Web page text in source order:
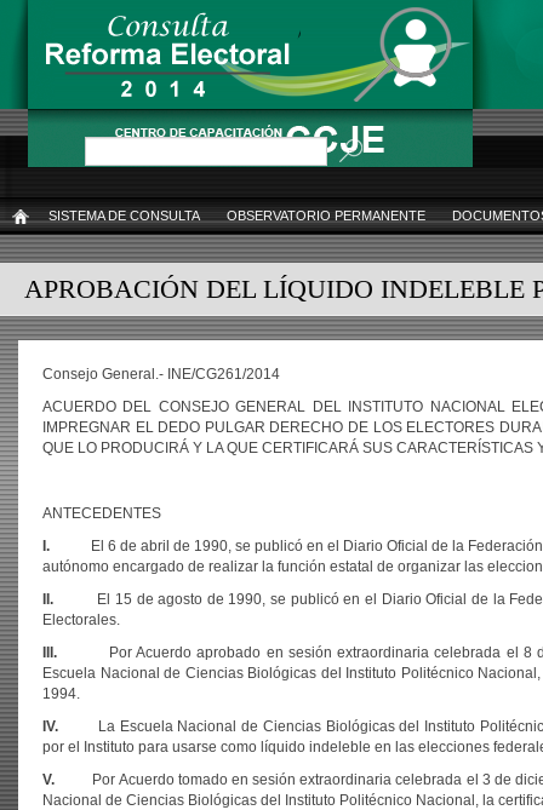
contenido
SISTEMA DE CONSULTA OBSERVATORIO PERMANENTE
APROBACIÓN DEL LÍQUIDO INDELEBLE
Consejo General.- INE/CG261/2014
ACUERDO DEL CONSEJO GENERAL DEL INSTITUTO NACIONAL
IMPREGNAR EL DEDO PULGAR DERECHO DE LOS ELECTORES
QUE LO PRODUCIRÁ Y LA QUE CERTIFICARÁ SUS CARACTERÍSTICAS
ANTECEDENTES
I. El 6 de abril de 1990, se publicó en el Diario Oficial de la Federación
autónomo encargado de realizar la función estatal de organizar las
II. El 15 de agosto de 1990, se publicó en el Diario Oficial de la
Electorales.
III. Por Acuerdo aprobado en sesión extraordinaria celebrada el 8 de
Escuela Nacional de Ciencias Biológicas del Instituto Politécnico
1994.
IV. La Escuela Nacional de Ciencias Biológicas del Instituto
por el Instituto para usarse como líquido indeleble en las elecciones
V. Por Acuerdo tomado en sesión extraordinaria celebrada el 3 de
Nacional de Ciencias Biológicas del Instituto Politécnico Nacional, la